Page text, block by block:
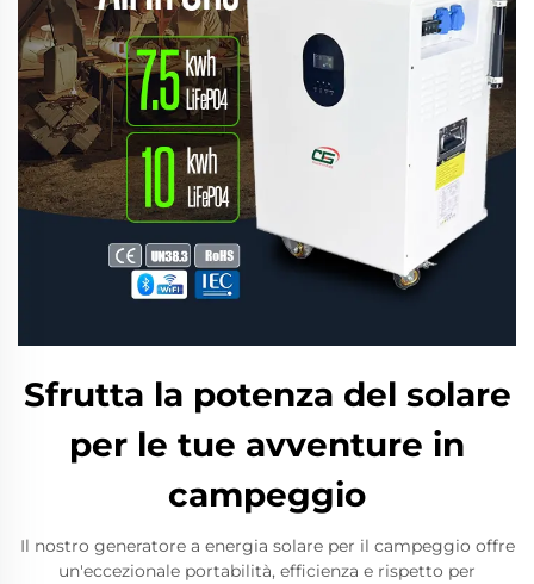
Sfrutta la potenza del solare
per le tue avventure in
campeggio
Il nostro generatore a energia solare per il campeggio offre
un'eccezionale portabilità, efficienza e rispetto per